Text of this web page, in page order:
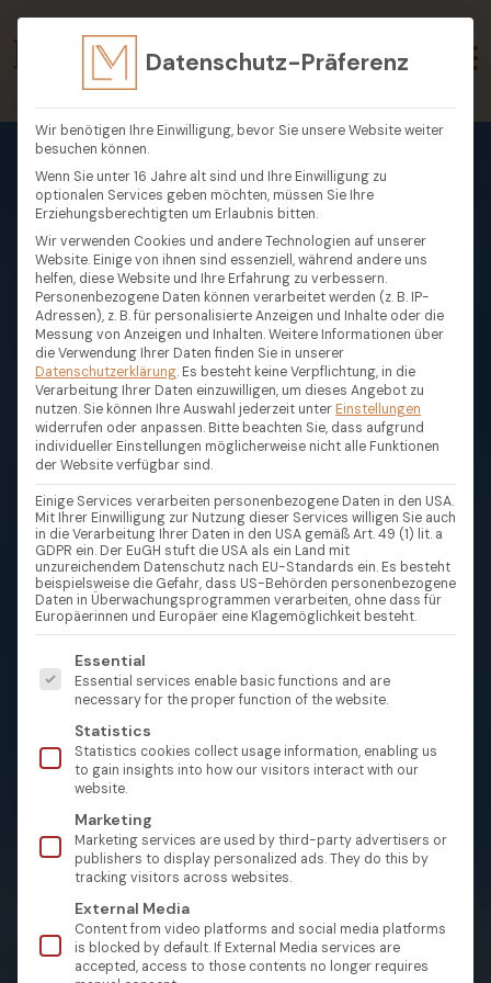
Datenschutz-Präferenz
Wir benötigen Ihre Einwilligung, bevor Sie unsere Website weiter
besuchen können.
Wenn Sie unter 16 Jahre alt sind und Ihre Einwilligung zu
optionalen Services geben möchten, müssen Sie Ihre
Erziehungsberechtigten um Erlaubnis bitten.
Wir verwenden Cookies und andere Technologien auf unserer
Website. Einige von ihnen sind essenziell, während andere uns
helfen, diese Website und Ihre Erfahrung zu verbessern.
Personenbezogene Daten können verarbeitet werden (z. B. IP-
Adressen), z. B. für personalisierte Anzeigen und Inhalte oder die
Messung von Anzeigen und Inhalten.Weitere Informationen über
die Verwendung Ihrer Daten finden Sie in unserer
Datenschutzerklärung. Es besteht keine Verpflichtung, in die
Verarbeitung Ihrer Daten einzuwilligen, um dieses Angebot zu
nutzen. Sie können Ihre Auswahl jederzeit unter Einstellungen
widerrufen oder anpassen. Bitte beachten Sie, dass aufgrund
individueller Einstellungen möglicherweise nicht alle Funktionen
der Website verfügbar sind.
Einige Services verarbeiten personenbezogene Daten in den USA.
Mit Ihrer Einwilligung zur Nutzung dieser Services willigen Sie auch
in die Verarbeitung Ihrer Daten in den USA gemäß Art. 49 (1) lit. a
GDPR ein. Der EuGH stuft die USA als ein Land mit
unzureichendem Datenschutz nach EU-Standards ein. Es besteht
beispielsweise die Gefahr, dass US-Behörden personenbezogene
Daten in Überwachungsprogrammen verarbeiten, ohne dass für
Europäerinnen und Europäer eine Klagemöglichkeit besteht.
Es folgt eine Liste der Service-Gruppen, für die eine
Essential
Essential services enable basic functions and are
necessary for the proper function of the website.
Statistics
Statistics cookies collect usage information, enabling us
to gain insights into how our visitors interact with our
website.
Marketing
Marketing services are used by third-party advertisers or
publishers to display personalized ads. They do this by
tracking visitors across websites.
External Media
Content from video platforms and social media platforms
is blocked by default. If External Media services are
accepted, access to those contents no longer requires